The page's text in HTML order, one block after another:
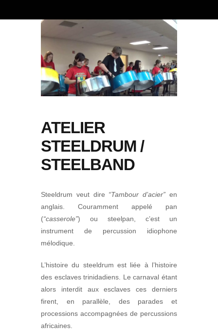
ATELIER
STEELDRUM /
STEELBAND
Steeldrum veut dire “Tambour d’acier” en
anglais. Couramment appelé pan
(“casserole”) ou steelpan, c’est un
instrument de percussion idiophone
mélodique.
L’histoire du steeldrum est liée à l’histoire
des esclaves trinidadiens. Le carnaval étant
alors interdit aux esclaves ces derniers
firent, en parallèle, des parades et
processions accompagnées de percussions
africaines.